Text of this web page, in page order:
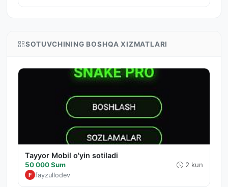
SOTUVCHINING BOSHQA XIZMATLARI
Tayyor Mobil o'yin sotiladi
50 000 Sum 2 kun
F fayzullodev